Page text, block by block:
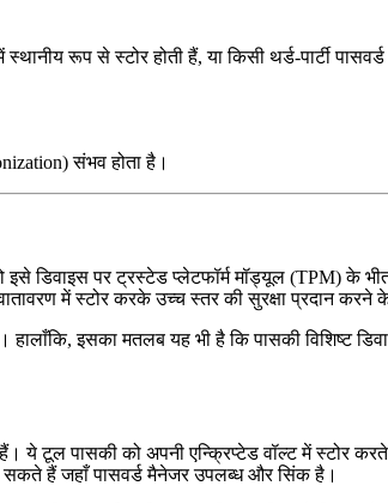
रूप से स्टोर होती हैं, या किसी थर्ड-पार्टी
संभव होता है।
डिवाइस पर ट्रस्टेड प्लेटफॉर्म मॉड्यूल (TPM) के
में स्टोर करके उच्च स्तर की सुरक्षा प्रदान करने के
इसका मतलब यह भी है कि पासकी विशिष्ट
ये टूल पासकी को अपनी एन्क्रिप्टेड वॉल्ट में स्टोर
हैं जहाँ पासवर्ड मैनेजर उपलब्ध और सिंक है।